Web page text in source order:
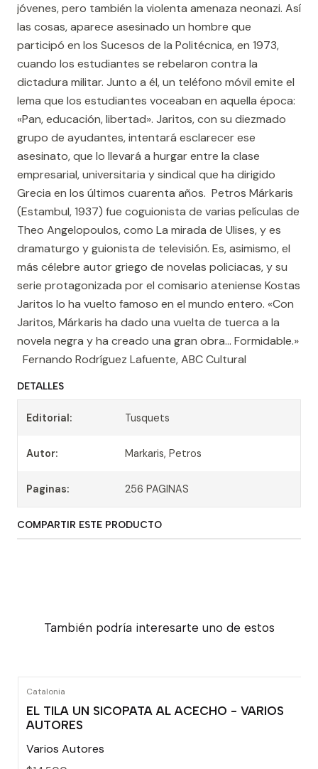
jóvenes, pero también la violenta amenaza neonazi. Así
las cosas, aparece asesinado un hombre que
participó en los Sucesos de la Politécnica, en 1973,
cuando los estudiantes se rebelaron contra la
dictadura militar. Junto a él, un teléfono móvil emite el
lema que los estudiantes voceaban en aquella época:
«Pan, educación, libertad». Jaritos, con su diezmado
grupo de ayudantes, intentará esclarecer ese
asesinato, que lo llevará a hurgar entre la clase
empresarial, universitaria y sindical que ha dirigido
Grecia en los últimos cuarenta años. Petros Márkaris
(Estambul, 1937) fue coguionista de varias películas de
Theo Angelopoulos, como La mirada de Ulises, y es
dramaturgo y guionista de televisión. Es, asimismo, el
más célebre autor griego de novelas policiacas, y su
serie protagonizada por el comisario ateniense Kostas
Jaritos lo ha vuelto famoso en el mundo entero. «Con
Jaritos, Márkaris ha dado una vuelta de tuerca a la
novela negra y ha creado una gran obra… Formidable.»
Fernando Rodríguez Lafuente, ABC Cultural
DETALLES
Editorial: Tusquets
Autor: Markaris, Petros
Paginas: 256 PAGINAS
COMPARTIR ESTE PRODUCTO
También podría interesarte uno de estos
Catalonia
EL TILA UN SICOPATA AL ACECHO - VARIOS
AUTORES
Varios Autores